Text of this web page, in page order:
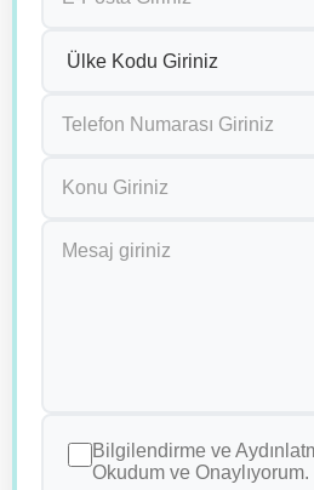
Bilgilendirme ve
Okudum ve Onaylıyorum.